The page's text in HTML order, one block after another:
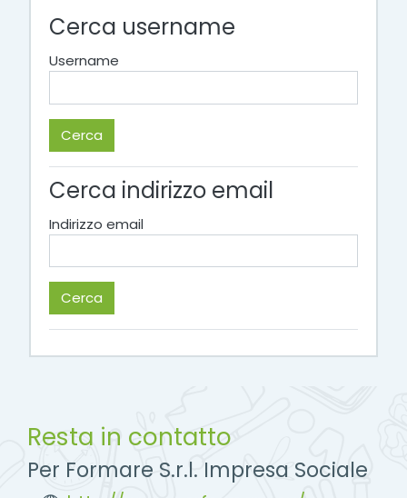
Cerca username
Username
Cerca indirizzo email
Indirizzo email
Resta in contatto
Per Formare S.r.l. Impresa Sociale